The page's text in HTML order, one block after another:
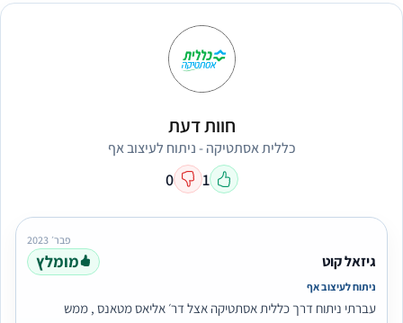
חוות דעת
כללית אסתטיקה - ניתוח לעיצוב אף
1
0
פבר׳ 2023
גיזאל קוט מומלץ
ניתוח לעיצוב אף
עברתי ניתוח דרך כללית אסתטיקה אצל דר׳ אליאס מטאנס , ממש